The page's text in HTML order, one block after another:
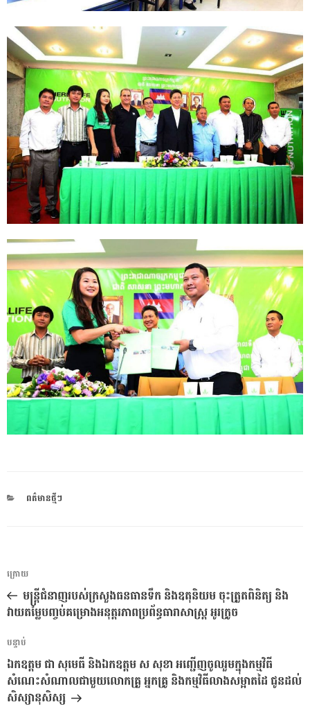
CATEGORIES
ពត៌មានថ្មីៗ
ការ​
នាំទិស​
ប្រកាស
អត្ថបទ
មុន
ក្រោយ
មន្ត្រីជំនាញរបស់ក្រសួងធនធានទឹក និងឧតុនិយម ចុះត្រួតពិនិត្យ និង
វាយតម្លៃបញ្ចប់គម្រោងអនុត្តរភាពប្រព័ន្ធធារាសាស្ត្រ អូរក្រូច
អត្ថបទ
បន្ទាប់
បន្ទាប់
ឯកឧត្តម ជា សុមេធី និងឯកឧត្តម ស សុខា អញ្ជើញចូលរួមក្នុងកម្មវិធី
សំណេះសំណាលជាមួយលោកគ្រួ អ្នកគ្រូ និងកម្មវិធីលាងសម្អាតដៃ ជូនដល់
សិស្សានុសិស្ស